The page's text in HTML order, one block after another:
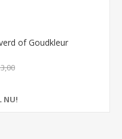
of Goudkleur
NU!